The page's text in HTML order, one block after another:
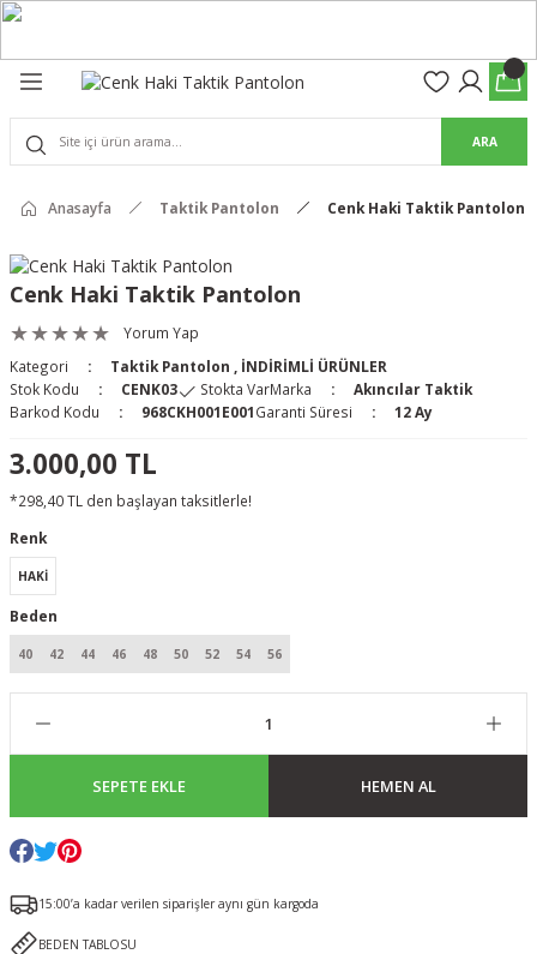
Pro Pantolon
Pantolon
& Kalkanlar
Well) ve Arka Kabzalar
ARA
Anasayfa Taktik Pantolon Cenk Haki Taktik Pantolon
Cenk Haki Taktik Pantolon
Yorum Yap
Kategori
Taktik Pantolon
İNDİRİMLİ ÜRÜNLER
Stok Kodu
CENK03 Stokta VarMarka
Akıncılar Taktik
Barkod Kodu
968CKH001E001Garanti Süresi 12 Ay
3.000,00 TL
*298,40 TL den başlayan taksitlerle!
Renk
HAKİ
Beden
40 42 44 46 48 50 52 54 56
SEPETE EKLE HEMEN AL
15:00’a kadar verilen siparişler aynı gün kargoda
BEDEN TABLOSU